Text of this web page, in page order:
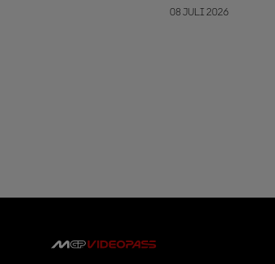
08 JULI 2026